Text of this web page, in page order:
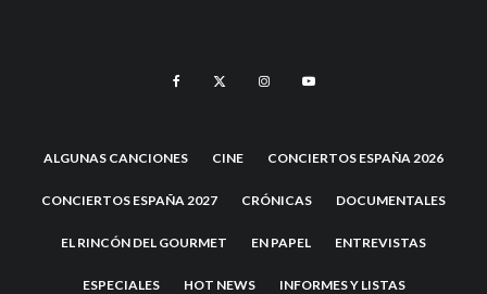
ALGUNAS CANCIONES CINE CONCIERTOS ESPAÑA 2026
CONCIERTOS ESPAÑA 2027 CRÓNICAS DOCUMENTALES
EL RINCÓN DEL GOURMET EN PAPEL ENTREVISTAS
ESPECIALES HOT NEWS INFORMES Y LISTAS